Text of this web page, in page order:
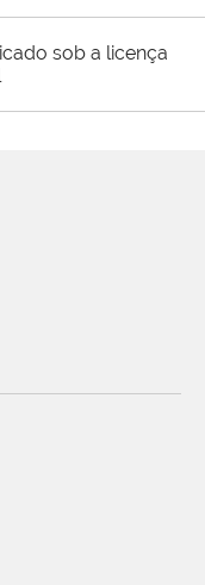
sob a licença